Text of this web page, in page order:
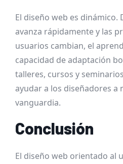
El diseño web es dinámico.
avanza rápidamente y las
usuarios cambian, el
capacidad de adaptación
talleres, cursos y
ayudar a los diseñadores a
vanguardia.
Conclusión
El diseño web orientado al